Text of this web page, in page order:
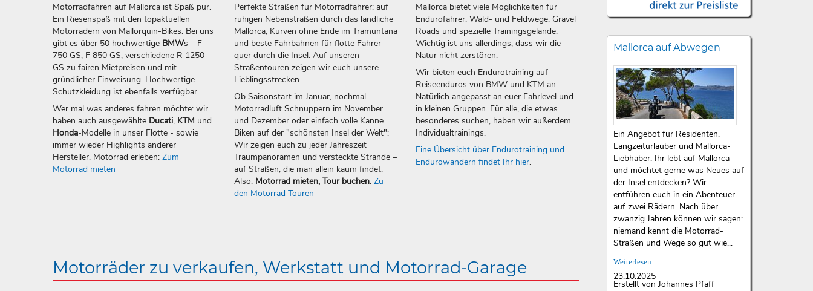
Mallorca auf Abwegen
Ein Angebot für Residenten,
Langzeiturlauber und Mallorca-
Liebhaber: Ihr lebt auf Mallorca –
und möchtet gerne was Neues auf
der Insel entdecken? Wir
entführen euch in ein Abenteuer
auf zwei Rädern. Nach über
zwanzig Jahren können wir sagen:
niemand kennt die Motorrad-
Straßen und Wege so gut wie...
Weiterlesen
23.10.2025
Erstellt von Johannes Pfaff
Motorradfahren auf Mallorca ist Spaß pur.
Ein Riesenspaß mit den topaktuellen
Motorrädern von Mallorquin-Bikes. Bei uns
gibt es über 50 hochwertige BMWs – F
750 GS, F 850 GS, verschiedene R 1250
GS zu fairen Mietpreisen und mit
gründlicher Einweisung. Hochwertige
Schutzkleidung ist ebenfalls verfügbar.
Wer mal was anderes fahren möchte: wir
haben auch ausgewählte Ducati, KTM und
Honda-Modelle in unser Flotte - sowie
immer wieder Highlights anderer
Hersteller. Motorrad erleben: Zum
Motorrad mieten
Perfekte Straßen für Motorradfahrer: auf
ruhigen Nebenstraßen durch das ländliche
Mallorca, Kurven ohne Ende im Tramuntana
und beste Fahrbahnen für flotte Fahrer
quer durch die Insel. Auf unseren
Straßentouren zeigen wir euch unsere
Lieblingsstrecken.
Ob Saisonstart im Januar, nochmal
Motorradluft Schnuppern im November
und Dezember oder einfach volle Kanne
Biken auf der "schönsten Insel der Welt":
Wir zeigen euch zu jeder Jahreszeit
Traumpanoramen und versteckte Strände –
auf Straßen, die man allein kaum findet.
Also: Motorrad mieten, Tour buchen.Zu
den Motorrad Touren
Mallorca bietet viele Möglichkeiten für
Endurofahrer. Wald- und Feldwege, Gravel
Roads und spezielle Trainingsgelände.
Wichtig ist uns allerdings, dass wir die
Natur nicht zerstören.
Wir bieten euch Endurotraining auf
Reiseenduros von BMW und KTM an.
Natürlich angepasst an euer Fahrlevel und
in kleinen Gruppen. Für alle, die etwas
besonderes suchen, haben wir außerdem
Individualtrainings.
Eine Übersicht über Endurotraining und
Endurowandern findet Ihr hier.
Motorräder zu verkaufen, Werkstatt und Motorrad-Garage